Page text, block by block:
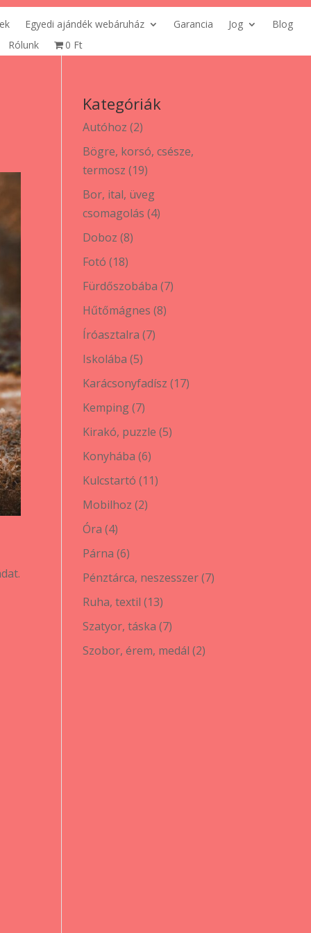
Egyedi ajándék webáruház Garancia Jog
Blog
Rólunk
0 Ft
Kategóriák
Autóhoz 22
termék
Bögre, korsó, csésze,
termosz 1919
Bor, ital, üveg
csomagolás 44
Doboz 88
Fotó 1818
termék
Fürdőszobába 77
Hűtőmágnes 88
Íróasztalra 77
Iskolába 55
termék
Karácsonyfadísz 1717
Kemping 77
termék
Kirakó, puzzle 55
Konyhába 66
termék
Kulcstartó 1111
Mobilhoz 22
Óra 44
termék
Párna 66
Pénztárca, neszesszer 77
Ruha, textil 1313
termék
Szatyor, táska 77
termék
Szobor, érem, medál 22